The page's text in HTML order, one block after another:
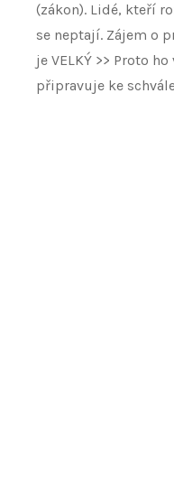
(zákon). Lidé, kteří
se neptají. Zájem o
je VELKÝ >> Proto
připravuje ke